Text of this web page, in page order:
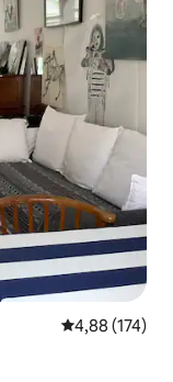
4,88 de uma
4,88 (174)